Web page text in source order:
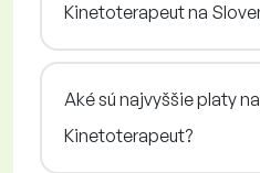
Kinetoterapeut na
Aké sú najvyššie platy
Kinetoterapeut?